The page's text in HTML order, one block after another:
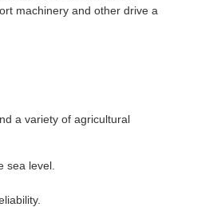
machinery and other drive a
a variety of agricultural
sea level.